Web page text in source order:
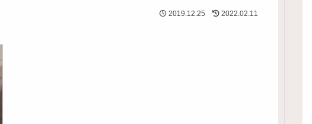
2019.12.25 2022.02.11